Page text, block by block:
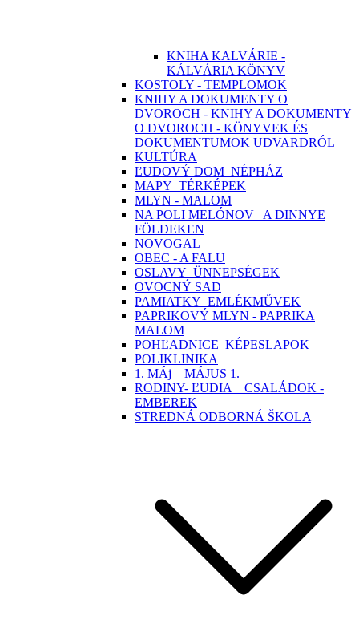
KNIHA KALVÁRIE -
KÁLVÁRIA KÖNYV
KOSTOLY - TEMPLOMOK
KNIHY A DOKUMENTY O
DVOROCH - KNIHY A DOKUMENTY
O DVOROCH - KÖNYVEK ÉS
DOKUMENTUMOK UDVARDRÓL
KULTÚRA
ĽUDOVÝ DOM_NÉPHÁZ
MAPY_TÉRKÉPEK
MLYN - MALOM
NA POLI MELÓNOV_ A DINNYE
FÖLDEKEN
NOVOGAL
OBEC - A FALU
OSLAVY_ÜNNEPSÉGEK
OVOCNÝ SAD
PAMIATKY_EMLÉKMŰVEK
PAPRIKOVÝ MLYN - PAPRIKA
MALOM
POHĽADNICE_KÉPESLAPOK
POLIKLINIKA
1. MÁj _ MÁJUS 1.
RODINY- ĽUDIA _ CSALÁDOK -
EMBEREK
STREDNÁ ODBORNÁ ŠKOLA